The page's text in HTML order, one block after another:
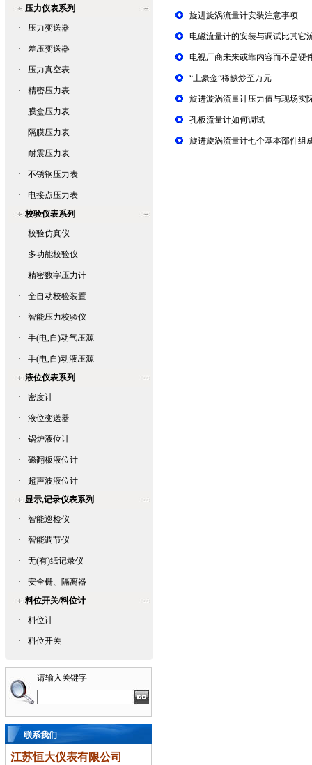
压力仪表系列
·
压力变送器
· 差压变送器
· 压力真空表
· 精密压力表
· 膜盒压力表
· 隔膜压力表
· 耐震压力表
· 不锈钢压力表
·
电接点压力表
校验仪表系列
·
校验仿真仪
· 多功能校验仪
· 精密数字压力计
· 全自动校验装置
· 智能压力校验仪
· 手(电,自)动气压源
·
手(电,自)动液压源
液位仪表系列
·
密度计
· 液位变送器
· 锅炉液位计
· 磁翻板液位计
·
超声波液位计
显示,记录仪表系列
·
智能巡检仪
· 智能调节仪
· 无(有)纸记录仪
·
安全栅、隔离器
料位开关/料位计
·
料位计
· 料位开关
请输入关键字
联系我们
江苏恒大仪表有限公司
旋进旋涡流量计安装注意事项
电磁流量计的安装与调试比其它
电视厂商未来或靠内容而不是硬
“土豪金”稀缺炒至万元
旋进漩涡流量计压力值与现场实
孔板流量计如何调试
旋进旋涡流量计七个基本部件组